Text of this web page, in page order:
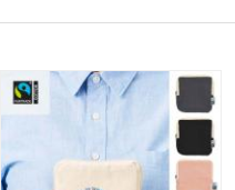
ーグッズや、アパレルのブランドカラー
の販促品などにおすすめです。S、Mサ
イズも展開中。